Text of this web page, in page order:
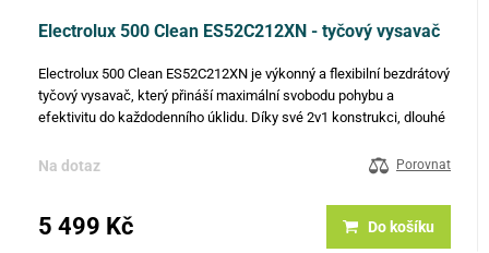
Electrolux 500 Clean ES52C212XN - tyčový vysavač
Electrolux 500 Clean ES52C212XN je výkonný a flexibilní bezdrátový
tyčový vysavač, který přináší maximální svobodu pohybu a
efektivitu do každodenního úklidu. Díky své 2v1 konstrukci, dlouhé
Na dotaz Porovnat
5 499 Kč Do košíku